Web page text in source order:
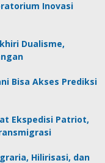
Inovasi
Dualisme,
Bisa Akses Prediksi
Ekspedisi Patriot,
Hilirisasi, dan